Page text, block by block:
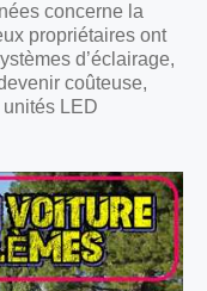
concerne la
propriétaires ont
d’éclairage,
coûteuse,
LED